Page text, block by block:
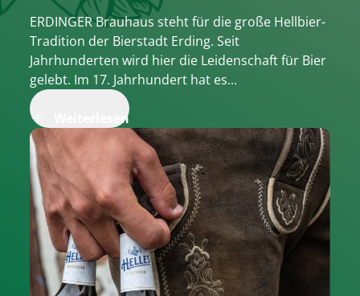
Unsere Brauerei
Unsere Biere
Karriere
Unsere Marken
Unsere Brauerei
Unsere Brauerei
Brauereiführung
Nachhaltigkeit
Karriere
Karriere
Ausbildungsberufe
Stellenangebote
ERDINGER Brauhaus steht für die große Hellbier-
Tradition der Bierstadt Erding. Seit
Jahrhunderten wird hier die Leidenschaft für Bier
gelebt. Im 17. Jahrhundert hat es...
Weiterlesen